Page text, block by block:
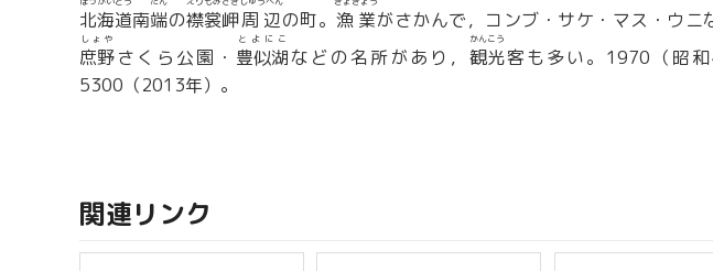
北海道南端の襟裳岬周辺の町。 漁業がさかんで，コンブ・サケ・マス・ウニ
庶野
しょや
さくら公園・ 豊似湖
とよにこ
などの名所があり， 観光
かんこう
客も多い。1970（昭和
5300（2013年）。
関連リンク